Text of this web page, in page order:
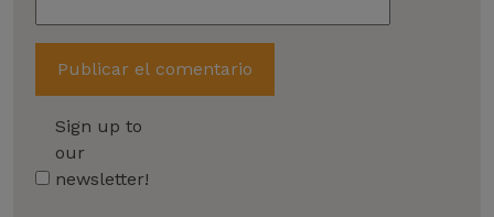
Sign up to
our
newsletter!